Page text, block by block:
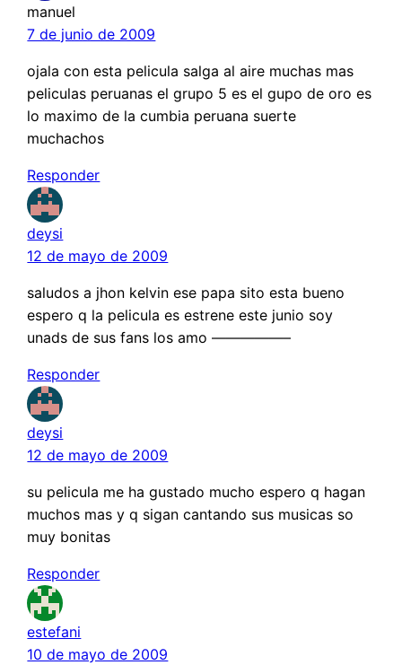
manuel
7 de junio de 2009
ojala con esta pelicula salga al aire muchas mas
peliculas peruanas el grupo 5 es el gupo de oro es
lo maximo de la cumbia peruana suerte
muchachos
Responder
deysi
12 de mayo de 2009
saludos a jhon kelvin ese papa sito esta bueno
espero q la pelicula es estrene este junio soy
unads de sus fans los amo —————–
Responder
deysi
12 de mayo de 2009
su pelicula me ha gustado mucho espero q hagan
muchos mas y q sigan cantando sus musicas so
muy bonitas
Responder
estefani
10 de mayo de 2009